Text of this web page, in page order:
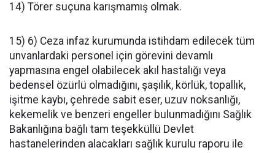
14) Törer suçuna karışmamış olmak.
15) 6) Ceza infaz kurumunda istihdam edilecek tüm
unvanlardaki personel için görevini devamlı
yapmasına engel olabilecek akıl hastalığı veya
bedensel özürlü olmadığını, şaşılık, körlük, topallık,
işitme kaybı, çehrede sabit eser, uzuv noksanlığı,
kekemelik ve benzeri engeller bulunmadığını Sağlık
Bakanlığına bağlı tam teşekküllü Devlet
hastanelerinden alacakları sağlık kurulu raporu ile